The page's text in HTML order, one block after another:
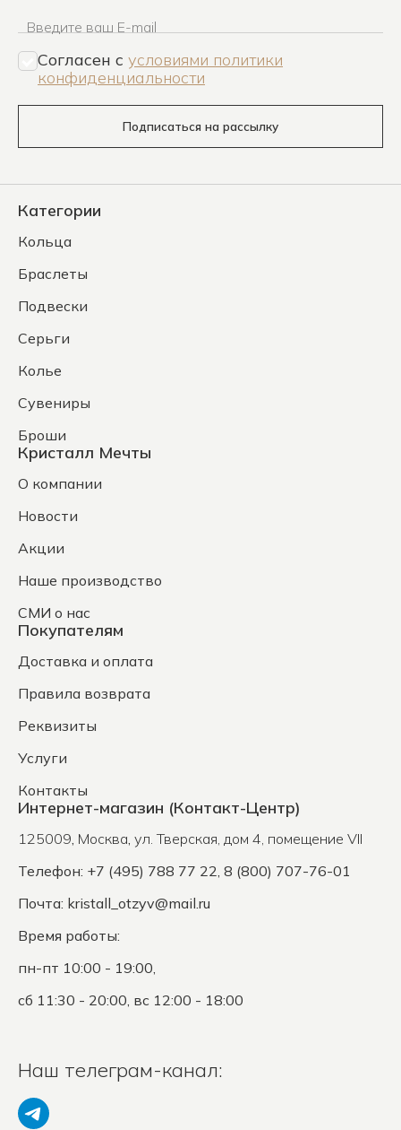
Введите ваш E-mail
Согласен c условиями политики
конфиденциальности
Подписаться на рассылку
Категории
Кольца
Браслеты
Подвески
Серьги
Колье
Сувениры
Броши
Кристалл Мечты
О компании
Новости
Акции
Наше производство
СМИ о нас
Покупателям
Доставка и оплата
Правила возврата
Реквизиты
Услуги
Контакты
Интернет-магазин (Контакт-Центр)
125009, Москва, ул. Тверская, дом 4, помещение VII
Телефон: +7 (495) 788 77 22, 8 (800) 707-76-01
Почта: kristall_otzyv@mail.ru
Время работы:
пн-пт 10:00 - 19:00,
сб 11:30 - 20:00, вс 12:00 - 18:00
Наш телеграм-канал: